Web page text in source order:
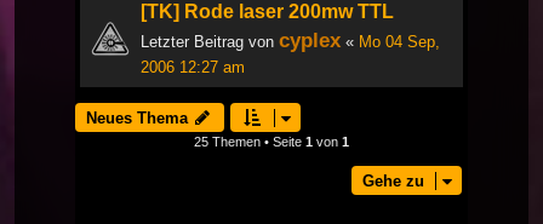
[TK] Rode laser 200mw TTL
Letzter Beitrag von cyplex « Mo 04 Sep,
2006 12:27 am
Neues Thema
25 Themen • Seite 1 von 1
Gehe zu